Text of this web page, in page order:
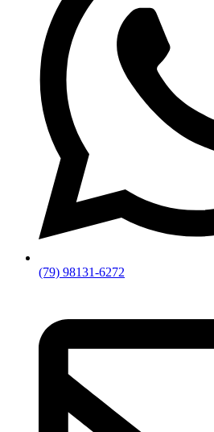
(79) 98131-6272